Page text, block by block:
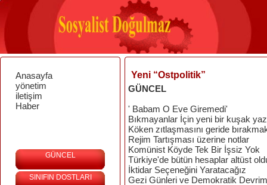
Anasayfa
yönetim
iletişim
Haber
GÜNCEL
SINIFIN DOSTLARI
Yeni “Ostpolitik”
GÜNCEL
' Babam O Eve Giremedi'
Bıkmayanlar İçin yeni bir kuşak
Köken zıtlaşmasını geride
Rejim Tartışması üzerine notlar
Komünist Köyde Tek Bir İşsiz Yok
Türkiye'de bütün hesaplar altüst
İktidar Seçeneğini Yaratacağız
Gezi Günleri ve Demokratik Devrim